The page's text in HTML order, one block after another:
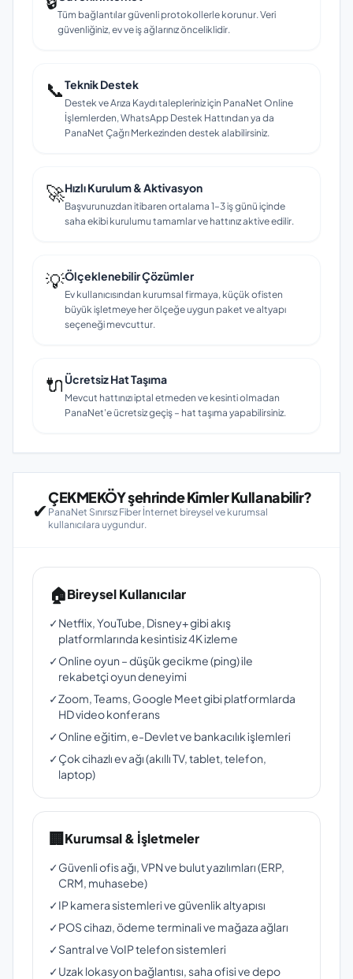
Tüm bağlantılar güvenli protokollerle korunur. Veri
güvenliğiniz, ev ve iş ağlarınız önceliklidir.
📞Teknik Destek
Destek ve Arıza Kaydı talepleriniz için PanaNet Online
İşlemlerden, WhatsApp Destek Hattından ya da
PanaNet Çağrı Merkezinden destek alabilirsiniz.
🚀Hızlı Kurulum & Aktivasyon
Başvurunuzdan itibaren ortalama 1–3 iş günü içinde
saha ekibi kurulumu tamamlar ve hattınız aktive edilir.
💡Ölçeklenebilir Çözümler
Ev kullanıcısından kurumsal firmaya, küçük ofisten
büyük işletmeye her ölçeğe uygun paket ve altyapı
seçeneği mevcuttur.
🔌Ücretsiz Hat Taşıma
Mevcut hattınızı iptal etmeden ve kesinti olmadan
PanaNet'e ücretsiz geçiş – hat taşıma yapabilirsiniz.
✔
ÇEKMEKÖY şehrinde Kimler Kullanabilir?
PanaNet Sınırsız Fiber İnternet bireysel ve kurumsal
kullanıcılara uygundur.
🏠Bireysel Kullanıcılar
✓Netflix, YouTube, Disney+ gibi akış
platformlarında kesintisiz 4K izleme
✓Online oyun – düşük gecikme (ping) ile
rekabetçi oyun deneyimi
✓Zoom, Teams, Google Meet gibi platformlarda
HD video konferans
✓Online eğitim, e-Devlet ve bankacılık işlemleri
✓Çok cihazlı ev ağı (akıllı TV, tablet, telefon,
laptop)
🏢Kurumsal & İşletmeler
✓Güvenli ofis ağı, VPN ve bulut yazılımları (ERP,
CRM, muhasebe)
✓IP kamera sistemleri ve güvenlik altyapısı
✓POS cihazı, ödeme terminali ve mağaza ağları
✓Santral ve VoIP telefon sistemleri
✓Uzak lokasyon bağlantısı, saha ofisi ve depo